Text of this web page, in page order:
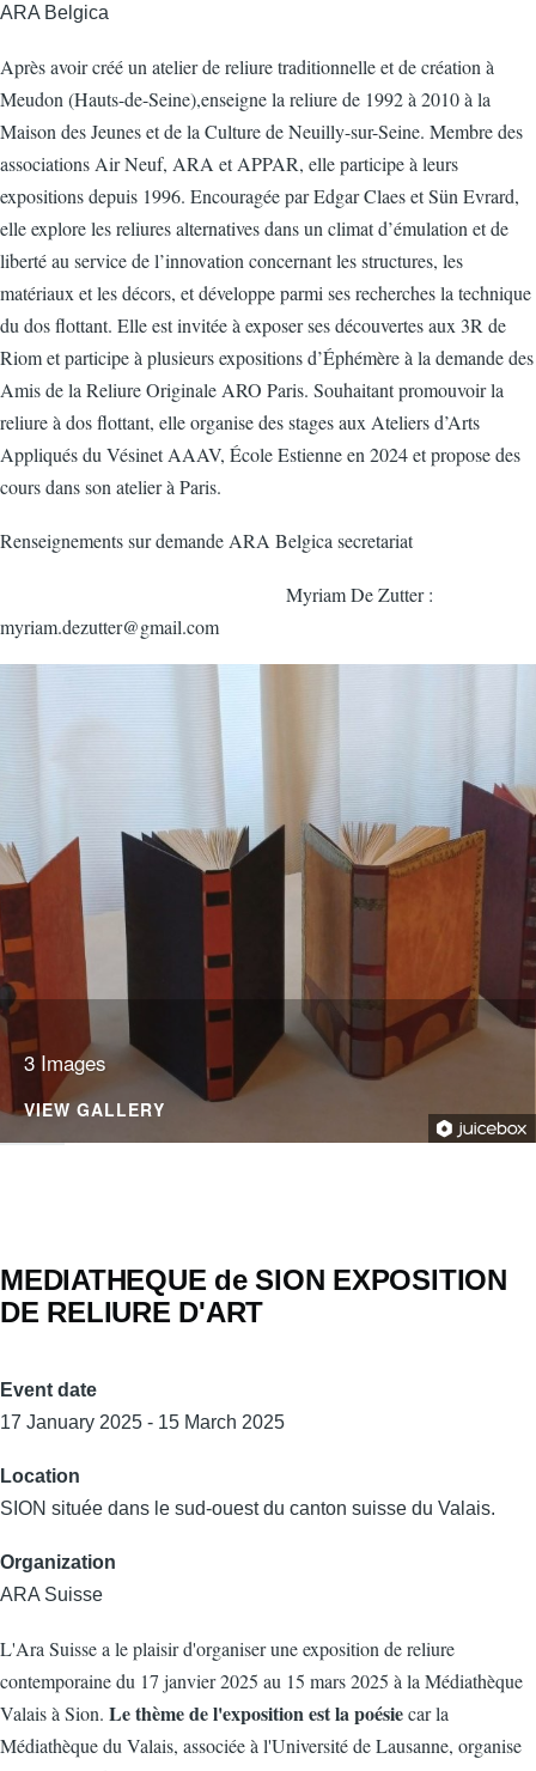
ARA Belgica
Après avoir créé un atelier de reliure traditionnelle et de création à
Meudon (Hauts-de-Seine),enseigne la reliure de 1992 à 2010 à la
Maison des Jeunes et de la Culture de Neuilly-sur-Seine. Membre des
associations Air Neuf, ARA et APPAR, elle participe à leurs
expositions depuis 1996. Encouragée par Edgar Claes et Sün Evrard,
elle explore les reliures alternatives dans un climat d’émulation et de
liberté au service de l’innovation concernant les structures, les
matériaux et les décors, et développe parmi ses recherches la technique
du dos flottant. Elle est invitée à exposer ses découvertes aux 3R de
Riom et participe à plusieurs expositions d’Éphémère à la demande des
Amis de la Reliure Originale ARO Paris. Souhaitant promouvoir la
reliure à dos flottant, elle organise des stages aux Ateliers d’Arts
Appliqués du Vésinet AAAV, École Estienne en 2024 et propose des
cours dans son atelier à Paris.
Renseignements sur demande ARA Belgica secretariat
Myriam De Zutter :
myriam.dezutter@gmail.com
3 Images
VIEW GALLERY
MEDIATHEQUE de SION EXPOSITION
DE RELIURE D'ART
Event date
17 January 2025 - 15 March 2025
Location
SION située dans le sud-ouest du canton suisse du Valais.
Organization
ARA Suisse
L'Ara Suisse a le plaisir d'organiser une exposition de reliure
contemporaine du 17 janvier 2025 au 15 mars 2025 à la Médiathèque
Valais à Sion. Le thème de l'exposition est la poésiecar la
Médiathèque du Valais, associée à l'Université de Lausanne, organise